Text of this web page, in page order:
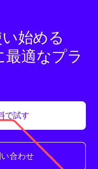
始める
適なプラ
で試す
合わせ